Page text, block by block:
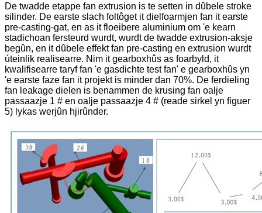
De twadde etappe fan extrusion is te setten in dûbele stroke
silinder. De earste slach foltôget it dielfoarmjen fan it earste
pre-casting-gat, en as it floeibere aluminium om 'e kearn
stadichoan fersteurd wurdt, wurdt de twadde extrusion-aksje
begûn, en it dûbele effekt fan pre-casting en extrusion wurdt
úteinlik realisearre. Nim it gearboxhûs as foarbyld, it
kwalifisearre taryf fan 'e gasdichte test fan' e gearboxhûs yn
'e earste faze fan it projekt is minder dan 70%. De ferdieling
fan leakage dielen is benammen de krusing fan oalje
passaazje 1 # en oalje passaazje 4 # (reade sirkel yn figuer
5) lykas werjûn hjirûnder.